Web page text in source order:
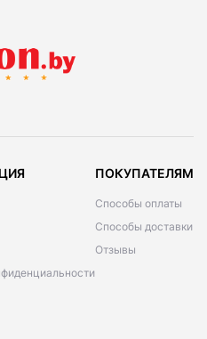
ПОКУПАТЕЛЯМ
Способы оплаты
Способы доставки
Отзывы